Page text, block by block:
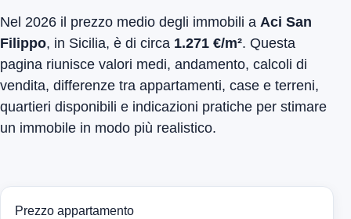
Nel 2026 il prezzo medio degli immobili a Aci San
Filippo, in Sicilia, è di circa 1.271 €/m². Questa
pagina riunisce valori medi, andamento, calcoli di
vendita, differenze tra appartamenti, case e terreni,
quartieri disponibili e indicazioni pratiche per stimare
un immobile in modo più realistico.
Prezzo appartamento